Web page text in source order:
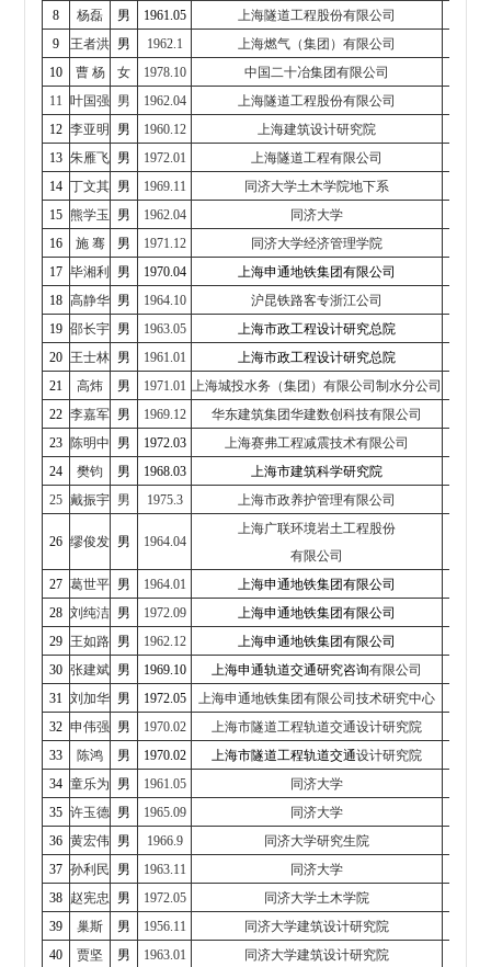
8
杨磊 男 1961.05 上海隧道工程股份有限公司
9
王者洪 男 1962.1 上海燃气（集团）有限公司
10
曹 杨 女 1978.10 中国二十冶集团有限公司
11
叶国强 男 1962.04 上海隧道工程股份有限公司
12 李亚明 男 1960.12 上海建筑设计研究院
13 朱雁飞 男 1972.01 上海隧道工程有限公司
14 丁文其 男 1969.11 同济大学土木学院地下系
15 熊学玉 男 1962.04
同济大学
16
施 骞 男 1971.12 同济大学经济管理学院
17 毕湘利 男 1970.04 上海申通地铁集团有限公司
18 高静华 男 1964.10 沪昆铁路客专浙江公司
19 邵长宇 男 1963.05 上海市政工程设计研究总院
20 王士林 男 1961.01 上海市政工程设计研究总院
21
高炜 男 1971.01 上海城投水务（集团）有限公司制水分公司
22 李嘉军 男 1969.12 华东建筑集团华建数创科技有限公司
23 陈明中 男 1972.03 上海赛弗工程减震技术有限公司
24
樊钧 男 1968.03 上海市建筑科学研究院
25 戴振宇 男 1975.3 上海市政养护管理有限公司
26 缪俊发 男 1964.04
上海广联环境岩土工程股份
有限公司
27 葛世平 男 1964.01 上海申通地铁集团有限公司
28 刘纯洁 男 1972.09 上海申通地铁集团有限公司
29 王如路 男 1962.12 上海申通地铁集团有限公司
30 张建斌 男 1969.10 上海申通轨道交通研究咨询有限公司
31 刘加华 男 1972.05 上海申通地铁集团有限公司技术研究中心
32 申伟强 男 1970.02 上海市隧道工程轨道交通设计研究院
33
陈鸿 男 1970.02 上海市隧道工程轨道交通设计研究院
34 童乐为 男 1961.05
同济大学
35 许玉德 男 1965.09
同济大学
36 黄宏伟 男 1966.9 同济大学研究生院
37 孙利民 男 1963.11 同济大学
38 赵宪忠 男 1972.05 同济大学土木学院
39
巢斯 男 1956.11 同济大学建筑设计研究院
40
贾坚 男 1963.01 同济大学建筑设计研究院